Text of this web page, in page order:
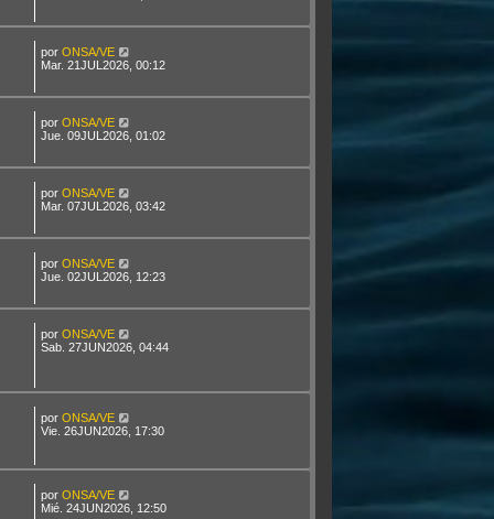
por ONSA/VE
Mar. 21JUL2026, 00:12
por ONSA/VE
Jue. 09JUL2026, 01:02
por ONSA/VE
Mar. 07JUL2026, 03:42
por ONSA/VE
Jue. 02JUL2026, 12:23
por ONSA/VE
Sab. 27JUN2026, 04:44
por ONSA/VE
Vie. 26JUN2026, 17:30
por ONSA/VE
Mié. 24JUN2026, 12:50